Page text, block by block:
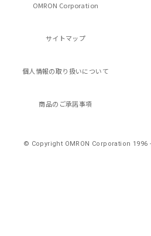
OMRON Corporation
サイトマップ
個人情報の取り扱いについて
商品のご承諾事項
© Copyright OMRON Corporation 1996